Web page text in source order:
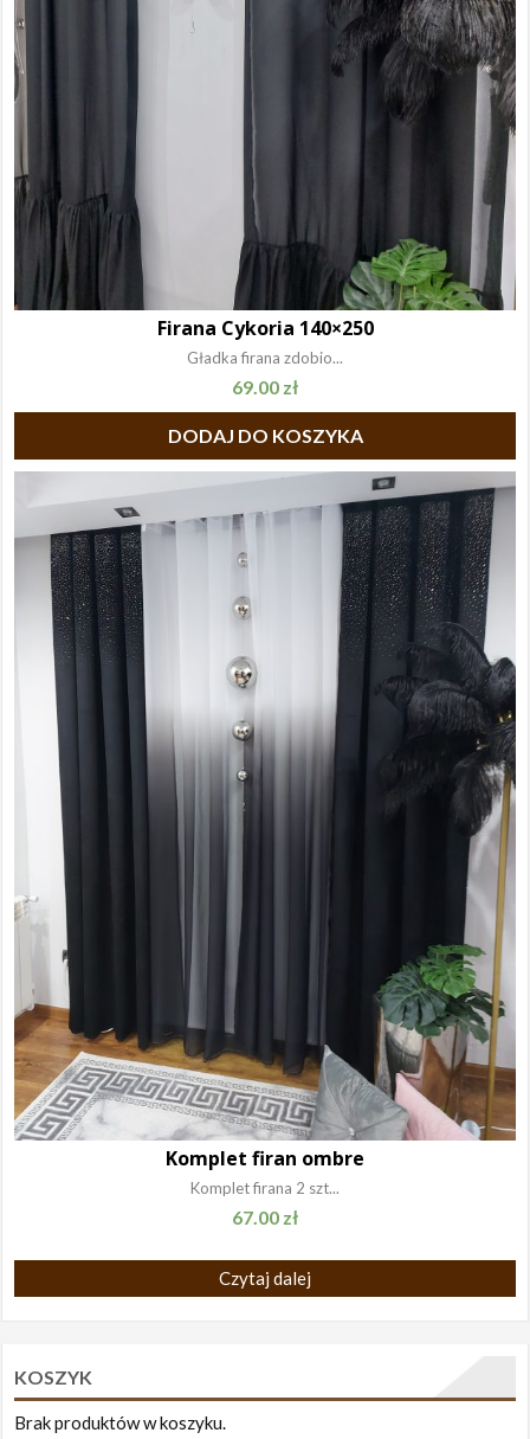
Firana Cykoria 140×250
Gładka firana zdobio...
69.00 zł
DODAJ DO KOSZYKA
Komplet firan ombre
Komplet firana 2 szt...
67.00 zł
Czytaj dalej
KOSZYK
Brak produktów w koszyku.